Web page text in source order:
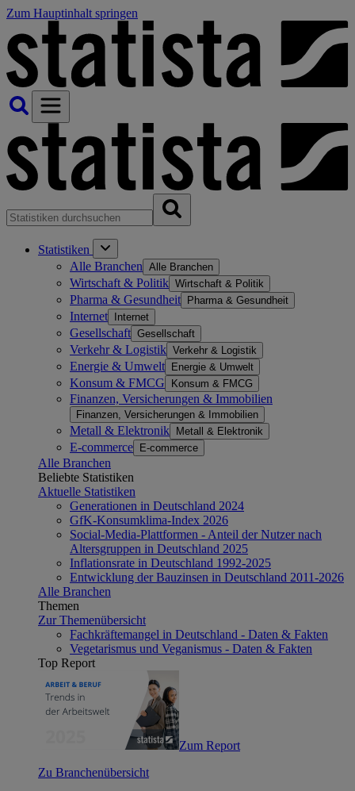
Zum Hauptinhalt springen
Statistiken
Alle Branchen Alle Branchen
Wirtschaft & Politik Wirtschaft & Politik
Pharma & Gesundheit Pharma & Gesundheit
Internet Internet
Gesellschaft Gesellschaft
Verkehr & Logistik Verkehr & Logistik
Energie & Umwelt Energie & Umwelt
Konsum & FMCG Konsum & FMCG
Finanzen, Versicherungen & Immobilien
Finanzen, Versicherungen & Immobilien
Metall & Elektronik Metall & Elektronik
E-commerce E-commerce
Alle Branchen
Beliebte Statistiken
Aktuelle Statistiken
Generationen in Deutschland 2024
GfK-Konsumklima-Index 2026
Social-Media-Plattformen - Anteil der Nutzer nach
Altersgruppen in Deutschland 2025
Inflationsrate in Deutschland 1992-2025
Entwicklung der Bauzinsen in Deutschland 2011-2026
Alle Branchen
Themen
Zur Themenübersicht
Fachkräftemangel in Deutschland - Daten & Fakten
Vegetarismus und Veganismus - Daten & Fakten
Top Report
Zum Report
Zu Branchenübersicht